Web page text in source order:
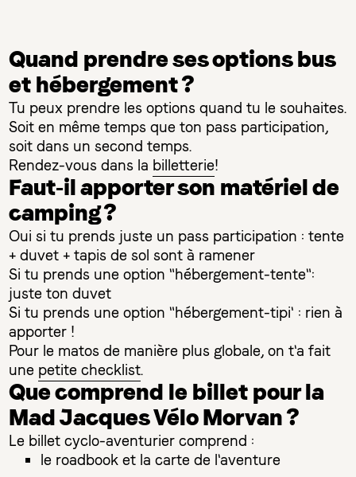
Quand prendre ses options bus
et hébergement ?
Tu peux prendre les options quand tu le souhaites.
Soit en même temps que ton pass participation,
soit dans un second temps.
Rendez-vous dans la billetterie!
Faut-il apporter son matériel de
camping ?
Oui si tu prends juste un pass participation : tente
+ duvet + tapis de sol sont à ramener
Si tu prends une option "hébergement-tente":
juste ton duvet
Si tu prends une option "hébergement-tipi' : rien à
apporter !
Pour le matos de manière plus globale, on t'a fait
une petite checklist.
Que comprend le billet pour la
Mad Jacques Vélo Morvan ?
Le billet cyclo-aventurier comprend :
le roadbook et la carte de l'aventure